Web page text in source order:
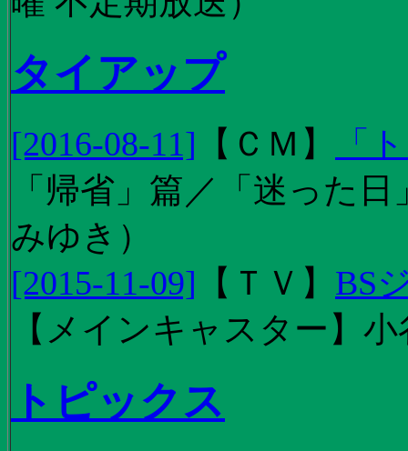
タイアップ
[2016-08-11] 【 ＣＭ 】
「
「帰省」篇／「迷った
みゆき）
[2015-11-09] 【 ＴＶ 】 BS
【メインキャスター】
トピックス